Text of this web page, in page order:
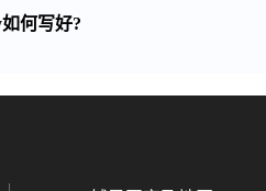
何写好?